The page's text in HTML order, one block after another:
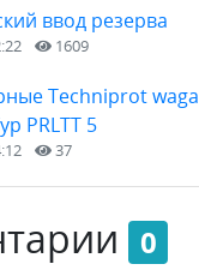
ввод резерва
1609
Techniprot waga
PRLTT 5
37
0